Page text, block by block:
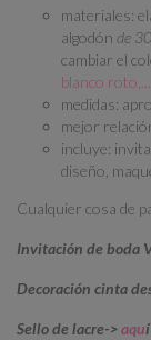
materiales:
algodón de
cambiar el
blanco roto,...
medidas:
mejor
incluye:
diseño,
Cualquier cosa de
Invitación de boda
Decoración cinta
Sello de lacre->aquí